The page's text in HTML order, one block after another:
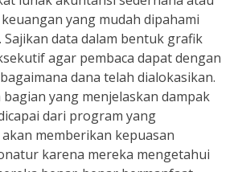
yang mudah dipahami
Sajikan data dalam bentuk grafik
agar pembaca dapat dengan
dana telah dialokasikan.
yang menjelaskan dampak
dari program yang
memberikan kepuasan
karena mereka mengetahui